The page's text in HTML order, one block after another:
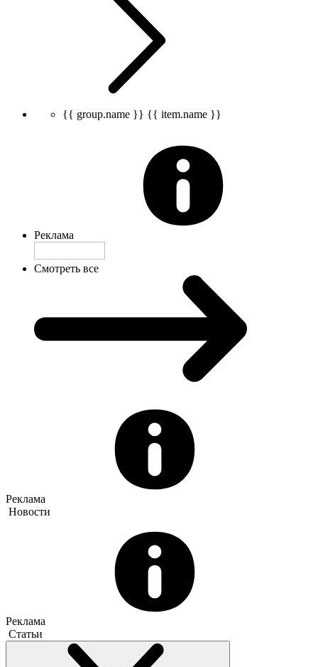
{{ group.name }} {{ item.name }}
Реклама
Смотреть все
Реклама
Новости
Реклама
Статьи